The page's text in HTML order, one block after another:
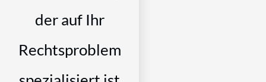
der auf Ihr
Rechtsproblem